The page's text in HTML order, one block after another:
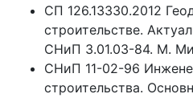
СП 126.13330.2012
строительстве.
СНиП 3.01.03-84. М.
СНиП 11-02-96
строительства.